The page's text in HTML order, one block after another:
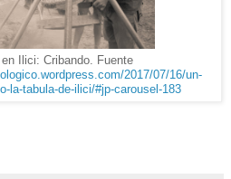
Ilici: Cribando. Fuente
2017/07/16/un-
la-tabula-de-ilici/#jp-carousel-183